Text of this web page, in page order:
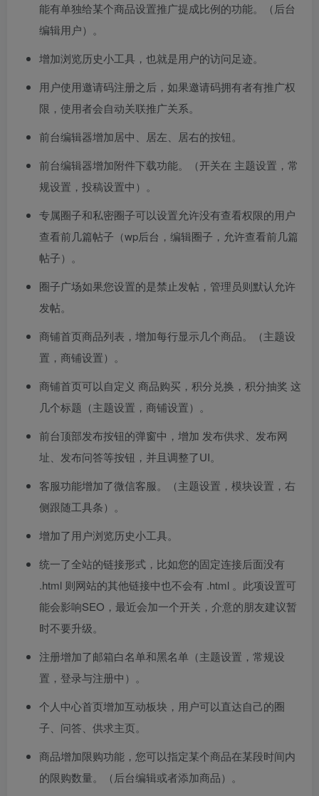
能有单独给某个商品设置推广提成比例的功能。（后台
编辑用户）。
增加浏览历史小工具，也就是用户的访问足迹。
用户使用邀请码注册之后，如果邀请码拥有者有推广权
限，使用者会自动关联推广关系。
前台编辑器增加居中、居左、居右的按钮。
前台编辑器增加附件下载功能。（开关在 主题设置，常
规设置，投稿设置中）。
专属圈子和私密圈子可以设置允许没有查看权限的用户
查看前几篇帖子（wp后台，编辑圈子，允许查看前几篇
帖子）。
圈子广场如果您设置的是禁止发帖，管理员则默认允许
发帖。
商铺首页商品列表，增加每行显示几个商品。（主题设
置，商铺设置）。
商铺首页可以自定义 商品购买，积分兑换，积分抽奖 这
几个标题（主题设置，商铺设置）。
前台顶部发布按钮的弹窗中，增加 发布供求、发布网
址、发布问答等按钮，并且调整了UI。
客服功能增加了微信客服。（主题设置，模块设置，右
侧跟随工具条）。
增加了用户浏览历史小工具。
统一了全站的链接形式，比如您的固定连接后面没有
.html 则网站的其他链接中也不会有 .html 。此项设置可
能会影响SEO，最近会加一个开关，介意的朋友建议暂
时不要升级。
注册增加了邮箱白名单和黑名单（主题设置，常规设
置，登录与注册中）。
个人中心首页增加互动板块，用户可以直达自己的圈
子、问答、供求主页。
商品增加限购功能，您可以指定某个商品在某段时间内
的限购数量。（后台编辑或者添加商品）。